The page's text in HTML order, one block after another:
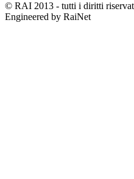
© RAI 2013 - tutti i diritti
Engineered by RaiNet